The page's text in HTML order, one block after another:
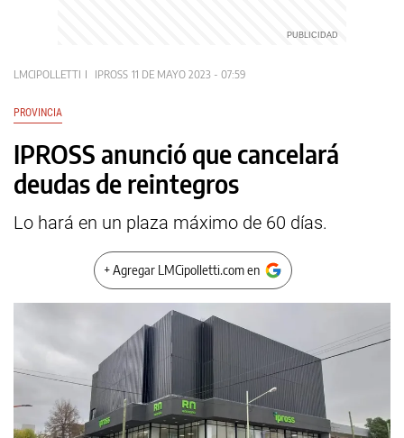
LMCIPOLLETTI IPROSS 11 DE MAYO 2023 - 07:59
PROVINCIA
IPROSS anunció que cancelará
deudas de reintegros
Lo hará en un plaza máximo de 60 días.
+ Agregar LMCipolletti.com en